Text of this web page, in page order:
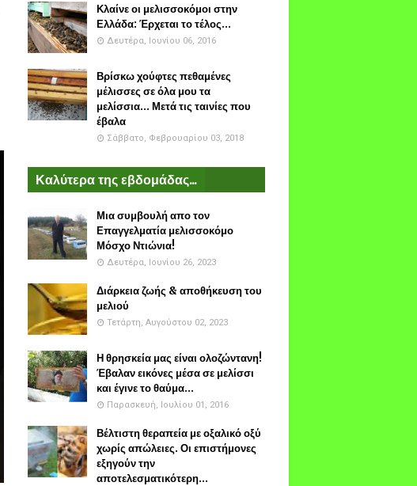
Κλαίνε οι μελισσοκόμοι στην
Ελλάδα: Έρχεται το τέλος...
Δευτέρα, Ιουνίου 06, 2016
Βρίσκω χούφτες πεθαμένες
μέλισσες σε όλα μου τα
μελίσσια... Μετά τις ταινίες που
έβαλα
Σάββατο, Φεβρουαρίου 03, 2018
Καλύτερα της εβδομάδας...
Μια συμβουλή απο τον
Επαγγελματία μελισσοκόμο
Μόσχο Ντιώνια!
Δευτέρα, Ιουνίου 26, 2023
Διάρκεια ζωής & αποθήκευση του
μελιού
Τετάρτη, Αυγούστου 02, 2023
Η θρησκεία μας είναι ολοζώντανη!
Έβαλαν εικόνες μέσα σε μελίσσι
και έγινε το θαύμα...
Παρασκευή, Ιουλίου 01, 2016
Βέλτιστη θεραπεία με οξαλικό οξύ
χωρίς απώλειες. Οι επιστήμονες
εξηγούν την
αποτελεσματικότερη...